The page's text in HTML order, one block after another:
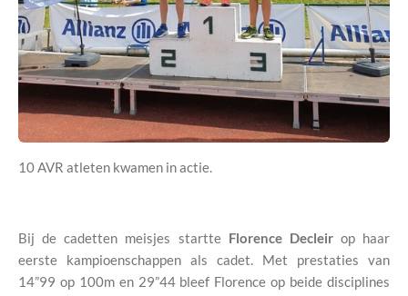
10 AVR atleten kwamen in actie.
Bij de cadetten meisjes startte Florence Decleirop haar
eerste kampioenschappen als cadet. Met prestaties van
14”99 op 100m en 29”44 bleef Florence op beide disciplines